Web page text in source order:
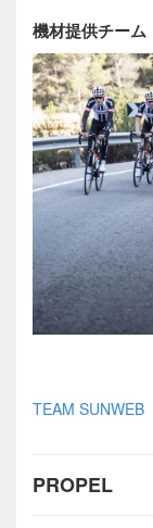
機材提供チーム
TEAM SUNWEB
PROPEL